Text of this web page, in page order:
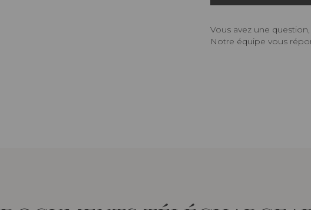
Vous avez une
Notre équipe vous